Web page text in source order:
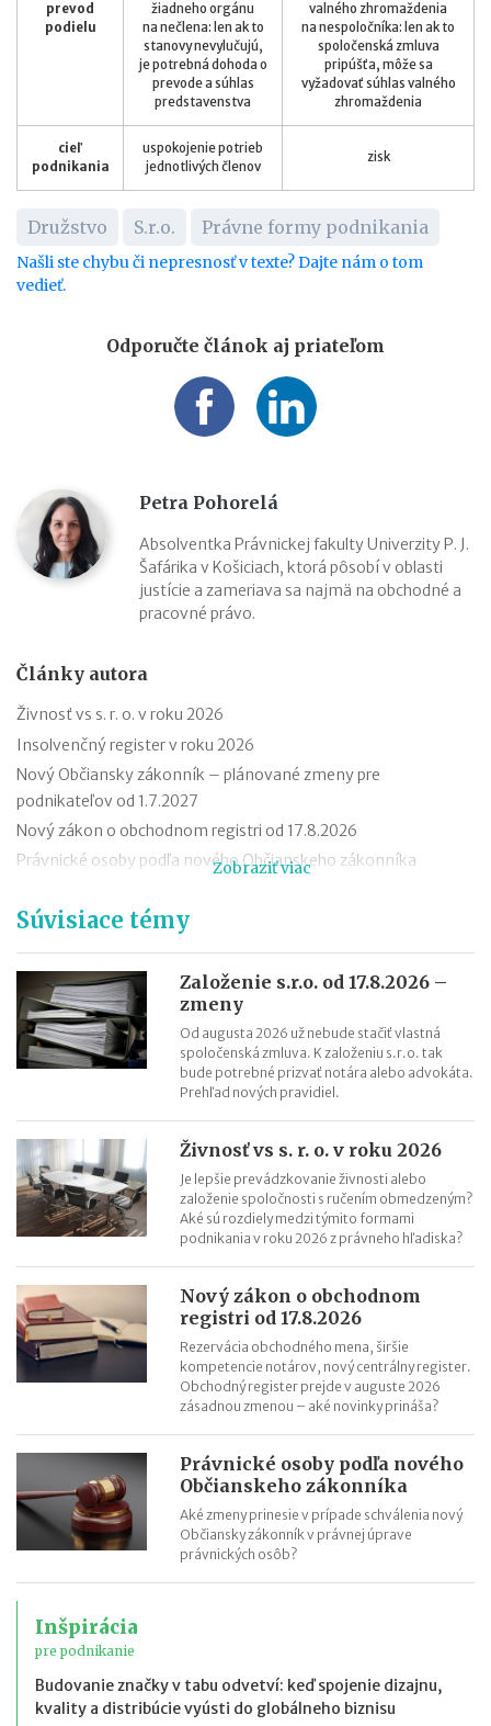
prevod
podielu
žiadneho orgánu
na nečlena: len ak to
stanovy nevylučujú,
je potrebná dohoda o
prevode a súhlas
predstavenstva
valného zhromaždenia
na nespoločníka: len ak to
spoločenská zmluva
pripúšťa, môže sa
vyžadovať súhlas valného
zhromaždenia
cieľ
podnikania
uspokojenie potrieb
jednotlivých členov
zisk
Družstvo S.r.o. Právne formy podnikania
Našli ste chybu či nepresnosť v texte? Dajte nám o tom
vedieť.
Odporučte článok aj priateľom
Petra Pohorelá
Absolventka Právnickej fakulty Univerzity P. J.
Šafárika v Košiciach, ktorá pôsobí v oblasti
justície a zameriava sa najmä na obchodné a
pracovné právo.
Články autora
Živnosť vs s. r. o. v roku 2026
Insolvenčný register v roku 2026
Nový Občiansky zákonník – plánované zmeny pre
podnikateľov od 1.7.2027
Nový zákon o obchodnom registri od 17.8.2026
Právnické osoby podľa nového Občianskeho zákonníka
Štátni zamestnanci môžu od 1. októbra 2025 podnikať
Novela zákona o ochrane spotrebiteľa účinná od roku 2026
Reklamácia letného tábora
Zmeny v živnostenskom zákone od 1. 4. 2025
Zobraziť viac
Súvisiace témy
Založenie s.r.o. od 17.8.2026 –
zmeny
Od augusta 2026 už nebude stačiť vlastná
spoločenská zmluva. K založeniu s.r.o. tak
bude potrebné prizvať notára alebo advokáta.
Prehľad nových pravidiel.
Živnosť vs s. r. o. v roku 2026
Je lepšie prevádzkovanie živnosti alebo
založenie spoločnosti s ručením obmedzeným?
Aké sú rozdiely medzi týmito formami
podnikania v roku 2026 z právneho hľadiska?
Nový zákon o obchodnom
registri od 17.8.2026
Rezervácia obchodného mena, širšie
kompetencie notárov, nový centrálny register.
Obchodný register prejde v auguste 2026
zásadnou zmenou – aké novinky prináša?
Právnické osoby podľa nového
Občianskeho zákonníka
Aké zmeny prinesie v prípade schválenia nový
Občiansky zákonník v právnej úprave
právnických osôb?
Inšpirácia
pre podnikanie
Budovanie značky v tabu odvetví: keď spojenie dizajnu,
kvality a distribúcie vyústi do globálneho biznisu